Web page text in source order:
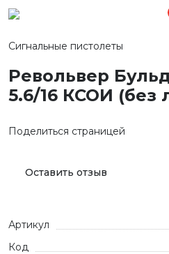
Сигнальные пистолеты
Револьвер
5.6/16 КСОИ (без
Поделиться страницей
Оставить отзыв
Артикул
Код